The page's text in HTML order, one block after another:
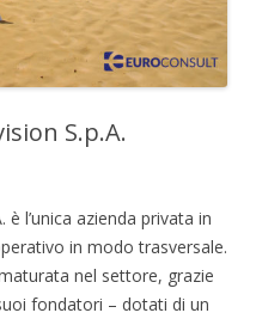
S.p.A.
è l’unica azienda privata in
in modo trasversale.
nel settore, grazie
fondatori – dotati di un